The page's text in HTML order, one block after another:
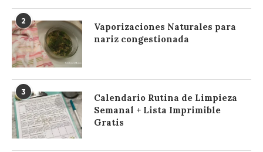
2
Vaporizaciones Naturales para
nariz congestionada
3
Calendario Rutina de Limpieza
Semanal + Lista Imprimible
Gratis